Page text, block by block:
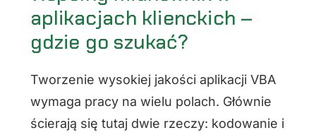
aplikacjach klienckich –
gdzie go szukać?
Tworzenie wysokiej jakości aplikacji VBA
wymaga pracy na wielu polach. Głównie
ścierają się tutaj dwie rzeczy: kodowanie i